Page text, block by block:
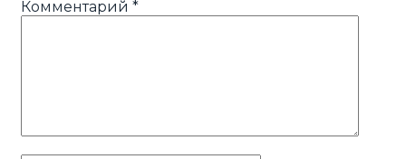
Комментарий *